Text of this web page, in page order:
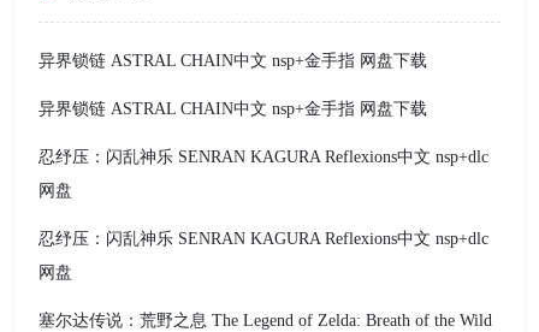
异界锁链 ASTRAL CHAIN中文 nsp+金手指 网盘下载
异界锁链 ASTRAL CHAIN中文 nsp+金手指 网盘下载
忍纾压：闪乱神乐 SENRAN KAGURA Reflexions中文 nsp+dlc
网盘
忍纾压：闪乱神乐 SENRAN KAGURA Reflexions中文 nsp+dlc
网盘
塞尔达传说：荒野之息 The Legend of Zelda: Breath of the Wild